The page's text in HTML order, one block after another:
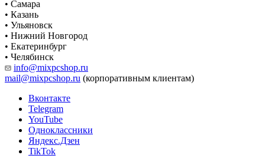
• Самара
• Казань
• Ульяновск
• Нижний Новгород
• Екатеринбург
• Челябинск
info@mixpcshop.ru
mail@mixpcshop.ru (корпоративным клиентам)
Вконтакте
Telegram
YouTube
Одноклассники
Яндекс.Дзен
TikTok